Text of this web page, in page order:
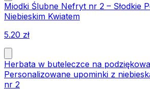
Miodki Ślubne Nefryt nr 2 – Słodkie
Niebieskim Kwiatem
5.20 zł
Herbata w buteleczce na
Personalizowane upominki z
nr 2